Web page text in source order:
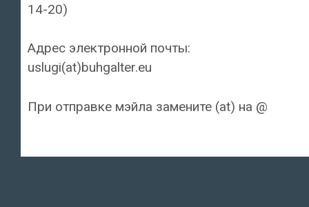
14-20)
Адрес электронной почты:
uslugi(at)buhgalter.eu
При отправке мэйла замените (at) на @